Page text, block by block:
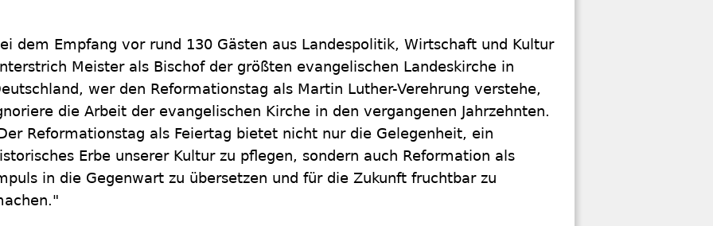
dem Empfang vor rund 130 Gästen aus Landespolitik, Wirtschaft und Kultur
Meister als Bischof der größten evangelischen Landeskirche in
wer den Reformationstag als Martin Luther-Verehrung verstehe,
die Arbeit der evangelischen Kirche in den vergangenen Jahrzehnten.
Reformationstag als Feiertag bietet nicht nur die Gelegenheit, ein
Erbe unserer Kultur zu pflegen, sondern auch Reformation als
in die Gegenwart zu übersetzen und für die Zukunft fruchtbar zu